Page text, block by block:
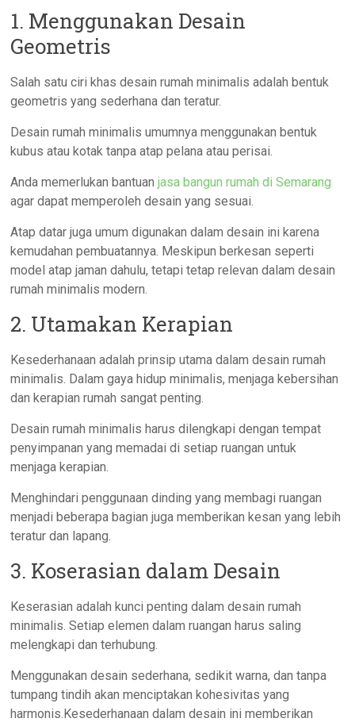
1. Menggunakan Desain
Geometris
Salah satu ciri khas desain rumah minimalis adalah bentuk
geometris yang sederhana dan teratur.
Desain rumah minimalis umumnya menggunakan bentuk
kubus atau kotak tanpa atap pelana atau perisai.
Anda memerlukan bantuan jasa bangun rumah di Semarang
agar dapat memperoleh desain yang sesuai.
Atap datar juga umum digunakan dalam desain ini karena
kemudahan pembuatannya. Meskipun berkesan seperti
model atap jaman dahulu, tetapi tetap relevan dalam desain
rumah minimalis modern.
2. Utamakan Kerapian
Kesederhanaan adalah prinsip utama dalam desain rumah
minimalis. Dalam gaya hidup minimalis, menjaga kebersihan
dan kerapian rumah sangat penting.
Desain rumah minimalis harus dilengkapi dengan tempat
penyimpanan yang memadai di setiap ruangan untuk
menjaga kerapian.
Menghindari penggunaan dinding yang membagi ruangan
menjadi beberapa bagian juga memberikan kesan yang lebih
teratur dan lapang.
3. Koserasian dalam Desain
Keserasian adalah kunci penting dalam desain rumah
minimalis. Setiap elemen dalam ruangan harus saling
melengkapi dan terhubung.
Menggunakan desain sederhana, sedikit warna, dan tanpa
tumpang tindih akan menciptakan kohesivitas yang
harmonis.Kesederhanaan dalam desain ini memberikan